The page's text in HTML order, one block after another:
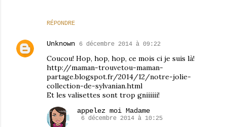
RÉPONDRE
Unknown 6 décembre 2014 à 09:22
Coucou! Hop, hop, hop, ce mois ci je suis là!
http://maman-trouvetou-maman-
partage.blogspot.fr/2014/12/notre-jolie-
collection-de-sylvanian.html
Et les valisettes sont trop gniiiiii!
appelez moi Madame
6 décembre 2014 à 10:25